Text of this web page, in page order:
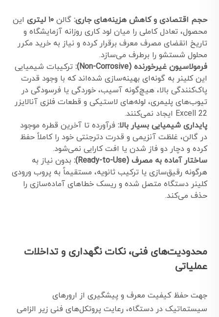
حجم اقتصادی و کاهش هزینه‌های جاری: گالن ۱۰ لیتری
این
محصول، تعادل کاملی را میان لود کاری روزانه آزمایشگاه و
تاریخ انقضای مصرف معرف برقرار کرده و نیاز به خرید مکرر
محلول شستشو را برطرف می‌سازد.
فرمولاسیون غیرخورنده (Non-Corrosive):
ترکیبات شیمیایی
این کلینر به گونه‌ای بهینه‌سازی شده‌اند که با وجود قدرت
پاک‌کنندگی بالا، هیچ‌گونه آسیب، خوردگی یا فرسودگی در
تیوب‌های پلیمری، لوله‌های لاستیکی و قطعات فلزی آنالایزر
Excell 22 ایجاد نمی‌کنند.
پایداری شیمیایی بسیار بالا: فرآورده تا آخرین قطره موجود
در گالن، غلظت آنزیمی و قدرت دترجنتی خود را کاملاً حفظ
کرده و دچار دو فاز شدن یا افت کارایی نمی‌شود.
ساختار آماده به مصرف (Ready-to-Use):
بدون نیاز به
هرگونه رقیق‌سازی یا ترکیب ثانویه، مستقیماً به پروب ورودی
کلینر دستگاه متصل شده و ریسک خطاهای آماده‌سازی را
حذف می‌کند.
محدودیت‌های فنی، نکات نگهداری و تداخلات
عملیاتی
جهت حفظ کیفیت معرف و پیشگیری از ارورهای
سیستماتیک در دستگاه، رعایت پروتکل‌های فنی زیر الزامی